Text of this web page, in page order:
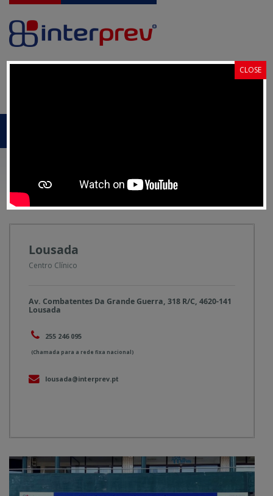
LOUSADA
Lousada
Centro Clínico
Av. Combatentes Da Grande Guerra, 318 R/C, 4620-141
Lousada
255 246 095
(Chamada para a rede fixa nacional)
lousada@interprev.pt
CLOSE